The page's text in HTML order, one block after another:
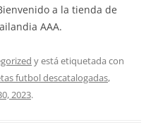
a la tienda de
AAA.
y está etiquetada con
futbol descatalogadas,
2023.